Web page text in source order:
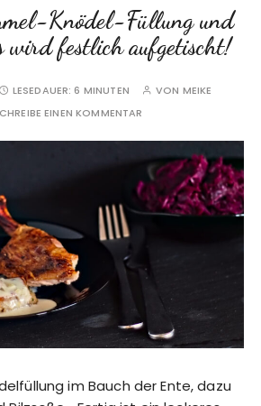
Knödel-Füllung und
wird festlich aufgetischt!
LESEDAUER:6 MINUTEN VON MEIKE
EINEN KOMMENTAR
im Bauch der Ente, dazu